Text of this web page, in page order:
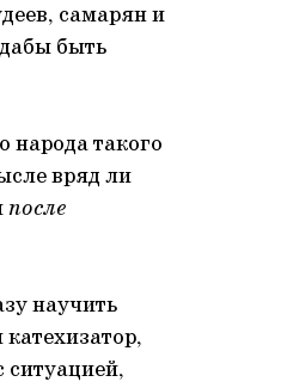
самарян и
быть
народа такого
вряд ли
после
научить
ситуацией,